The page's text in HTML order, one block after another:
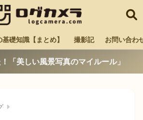
礎知識【まとめ】 撮影記 お問い合わ
「美しい風景写真のマイルール」